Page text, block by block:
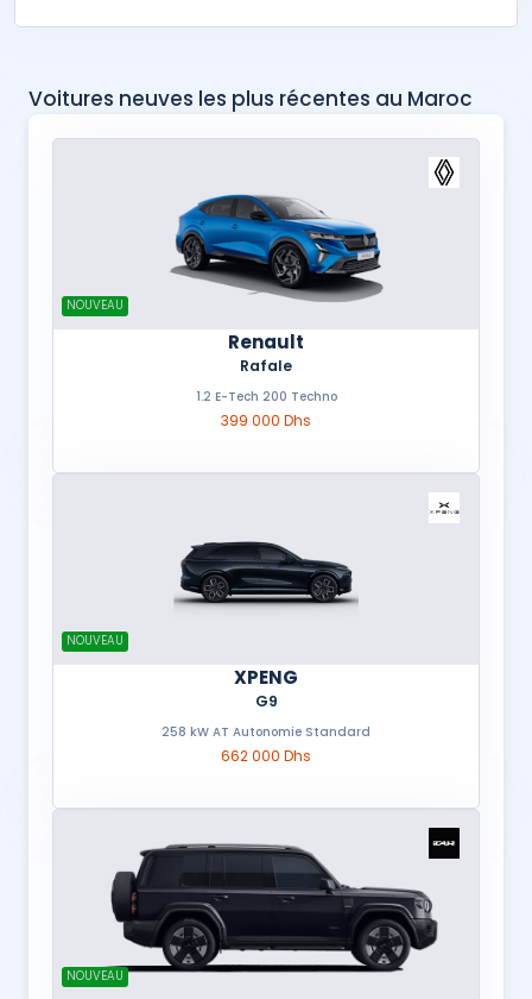
Voitures neuves les plus récentes au Maroc
NOUVEAU
Renault
Rafale
1.2 E-Tech 200 Techno
399 000 Dhs
NOUVEAU
XPENG
G9
258 kW AT Autonomie Standard
662 000 Dhs
NOUVEAU